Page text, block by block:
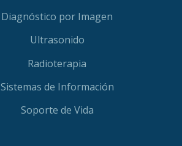
Diagnóstico por Imagen
Ultrasonido
Radioterapia
Sistemas de Información
Soporte de Vida